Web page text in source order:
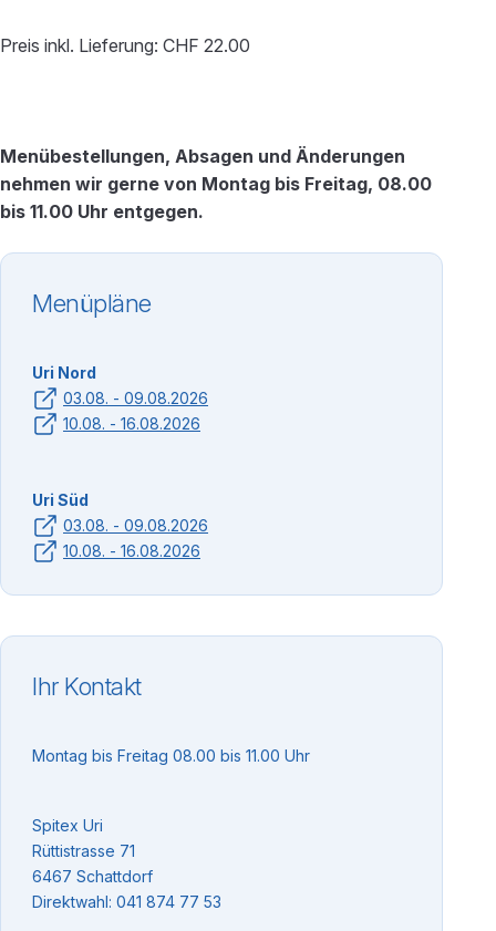
Preis inkl. Lieferung: CHF 22.00
Menübestellungen, Absagen und Änderungen
nehmen wir gerne von Montag bis Freitag, 08.00
bis 11.00 Uhr entgegen.
Menüpläne
Uri Nord
03.08. - 09.08.2026
10.08. - 16.08.2026
Uri Süd
03.08. - 09.08.2026
10.08. - 16.08.2026
Ihr Kontakt
Montag bis Freitag 08.00 bis 11.00 Uhr
Spitex Uri
Rüttistrasse 71
6467 Schattdorf
Direktwahl: 041 874 77 53